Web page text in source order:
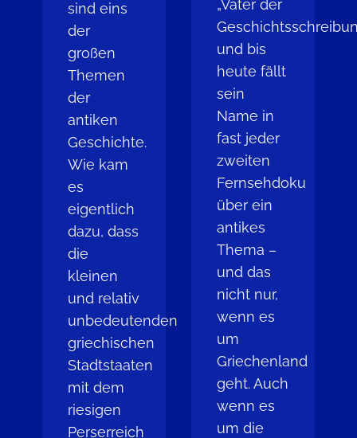
sind eins
der
großen
Themen
der
antiken
Geschichte.
Wie kam
es
eigentlich
dazu, dass
die
kleinen
und relativ
unbedeutenden
griechischen
Stadtstaaten
mit dem
riesigen
Perserreich
„Vater der
und bis
heute fällt
sein
Name in
fast jeder
zweiten
Fernsehdoku
über ein
antikes
Thema –
und das
nicht nur,
wenn es
um
Griechenland
geht. Auch
wenn es
um die